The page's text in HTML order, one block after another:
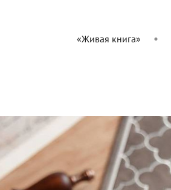
«Живая книга»